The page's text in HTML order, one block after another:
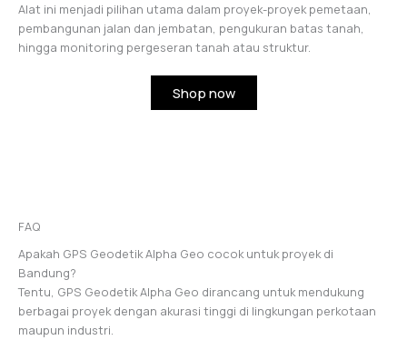
Alat ini menjadi pilihan utama dalam proyek-proyek pemetaan,
pembangunan jalan dan jembatan, pengukuran batas tanah,
hingga monitoring pergeseran tanah atau struktur.
Shop now
FAQ
Apakah GPS Geodetik Alpha Geo cocok untuk proyek di
Bandung?
Tentu, GPS Geodetik Alpha Geo dirancang untuk mendukung
berbagai proyek dengan akurasi tinggi di lingkungan perkotaan
maupun industri.